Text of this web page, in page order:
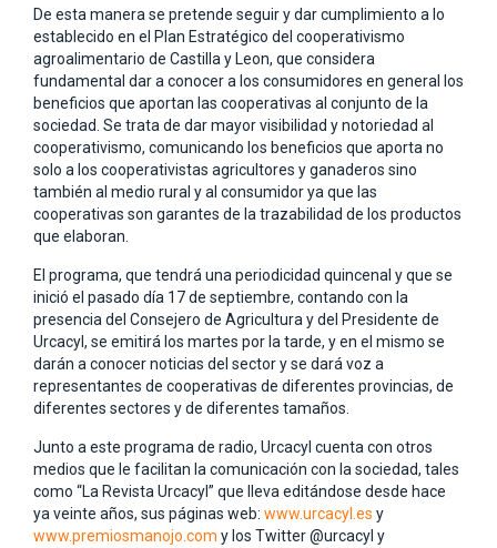
De esta manera se pretende seguir y dar cumplimiento a lo
establecido en el Plan Estratégico del cooperativismo
agroalimentario de Castilla y Leon, que considera
fundamental dar a conocer a los consumidores en general los
beneficios que aportan las cooperativas al conjunto de la
sociedad. Se trata de dar mayor visibilidad y notoriedad al
cooperativismo, comunicando los beneficios que aporta no
solo a los cooperativistas agricultores y ganaderos sino
también al medio rural y al consumidor ya que las
cooperativas son garantes de la trazabilidad de los productos
que elaboran.
El programa, que tendrá una periodicidad quincenal y que se
inició el pasado día 17 de septiembre, contando con la
presencia del Consejero de Agricultura y del Presidente de
Urcacyl, se emitirá los martes por la tarde, y en el mismo se
darán a conocer noticias del sector y se dará voz a
representantes de cooperativas de diferentes provincias, de
diferentes sectores y de diferentes tamaños.
Junto a este programa de radio, Urcacyl cuenta con otros
medios que le facilitan la comunicación con la sociedad, tales
como “La Revista Urcacyl” que lleva editándose desde hace
ya veinte años, sus páginas web: www.urcacyl.es y
www.premiosmanojo.com y los Twitter @urcacyl y